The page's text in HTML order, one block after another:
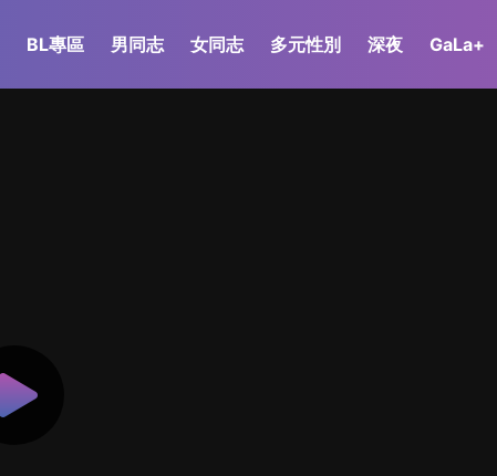
BL專區 男同志 女同志 多元性別 深夜 GaLa+